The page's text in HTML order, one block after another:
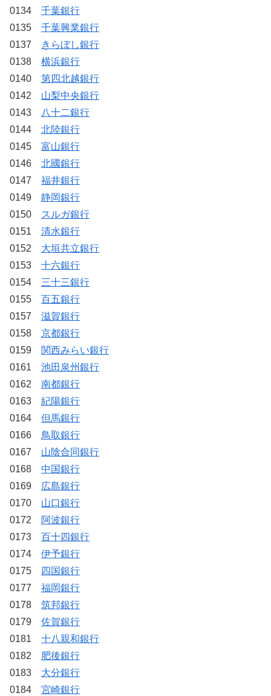
0134 千葉銀行
0135 千葉興業銀行
0137
きらぼし銀行
0138 横浜銀行
0140 第四北越銀行
0142 山梨中央銀行
0143
八十二銀行
0144 北陸銀行
0145 富山銀行
0146 北國銀行
0147 福井銀行
0149 静岡銀行
0150
スルガ銀行
0151 清水銀行
0152 大垣共立銀行
0153 十六銀行
0154 三十三銀行
0155 百五銀行
0157 滋賀銀行
0158 京都銀行
0159 関西みらい銀行
0161 池田泉州銀行
0162 南都銀行
0163 紀陽銀行
0164 但馬銀行
0166 鳥取銀行
0167 山陰合同銀行
0168 中国銀行
0169
広島銀行
0170 山口銀行
0172
阿波銀行
0173 百十四銀行
0174 伊予銀行
0175
四国銀行
0177 福岡銀行
0178 筑邦銀行
0179 佐賀銀行
0181 十八親和銀行
0182 肥後銀行
0183 大分銀行
0184 宮崎銀行